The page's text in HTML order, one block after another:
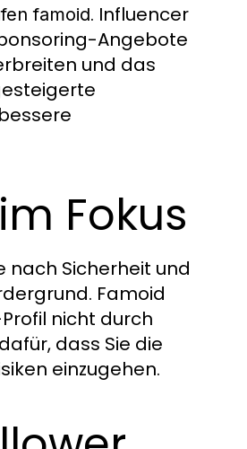
famoid. Influencer
Angebote
und das
Fokus
nach Sicherheit und
Famoid
nicht durch
dass Sie die
einzugehen.